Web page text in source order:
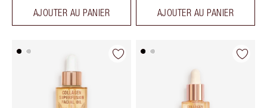
AJOUTER AU PANIER AJOUTER AU PANIER